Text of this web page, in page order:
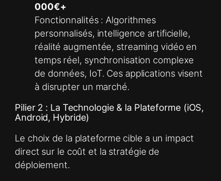
000€+
Fonctionnalités : Algorithmes
personnalisés, intelligence artificielle,
réalité augmentée, streaming vidéo en
temps réel, synchronisation complexe
de données, IoT. Ces applications visent
à disrupter un marché.
Pilier 2 : La Technologie & la Plateforme (iOS,
Android, Hybride)
Le choix de la plateforme cible a un impact
direct sur le coût et la stratégie de
déploiement.